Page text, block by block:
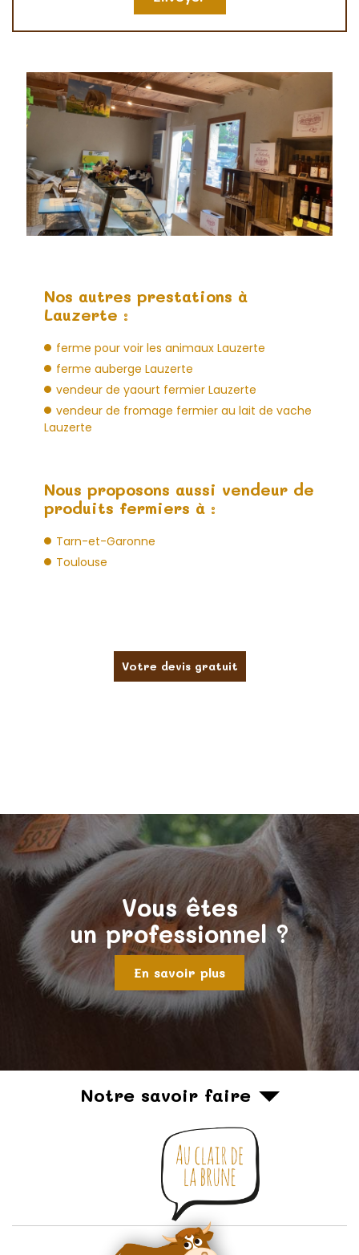
Nos autres prestations à
Lauzerte :
ferme pour voir les animaux Lauzerte
ferme auberge Lauzerte
vendeur de yaourt fermier Lauzerte
vendeur de fromage fermier au lait de vache
Lauzerte
Nous proposons aussi vendeur de
produits fermiers à :
Tarn-et-Garonne
Toulouse
Votre devis gratuit
Vous êtes
un professionnel ?
En savoir plus
Notre savoir faire